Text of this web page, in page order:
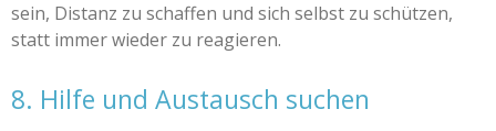
sein, Distanz zu schaffen und sich selbst zu schützen,
statt immer wieder zu reagieren.
8. Hilfe und Austausch suchen